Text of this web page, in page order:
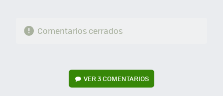
Comentarios cerrados
VER3 COMENTARIOS